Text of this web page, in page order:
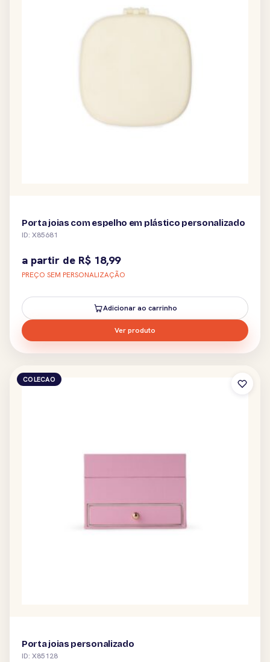
Porta joias com espelho em plástico personalizado
ID: X85681
a partir de R$ 18,99
PREÇO SEM PERSONALIZAÇÃO
Adicionar ao carrinho
Ver produto
COLECAO
Porta joias personalizado
ID: X85128